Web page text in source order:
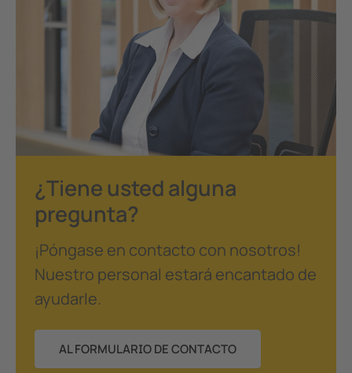
¿Tiene usted alguna
pregunta?
¡Póngase en contacto con nosotros!
Nuestro personal estará encantado de
ayudarle.
AL FORMULARIO DE CONTACTO